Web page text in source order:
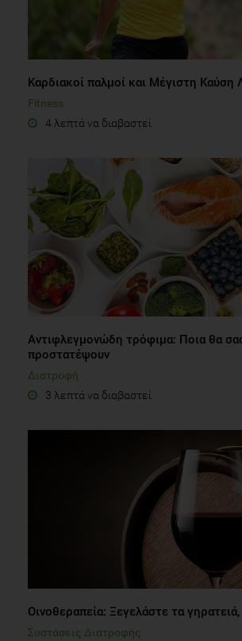
Καρδιακοί παλμοί και Μέγιστη Kαύση
Fitness
4 λεπτά να διαβαστεί
Αντιφλεγμονώδη τρόφιμα: Ποια θα
προστατέψουν
Διατροφή
3 λεπτά να διαβαστεί
Οινοθεραπεία: Ξεγελάστε τα
Συστάσεις Διατροφής